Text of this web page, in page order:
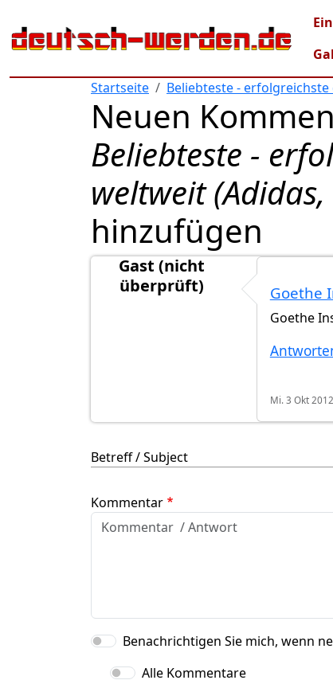
Startseite
Beliebteste -
Neuen
Beliebteste -
weltweit (Adidas,
hinzufügen
Gast (nicht
überprüft)
Goethe
Goethe
Mi. 3 Okt
Betreff / Subject
Kommentar
Benachrichtigen Sie mich, wenn
Alle Kommentare